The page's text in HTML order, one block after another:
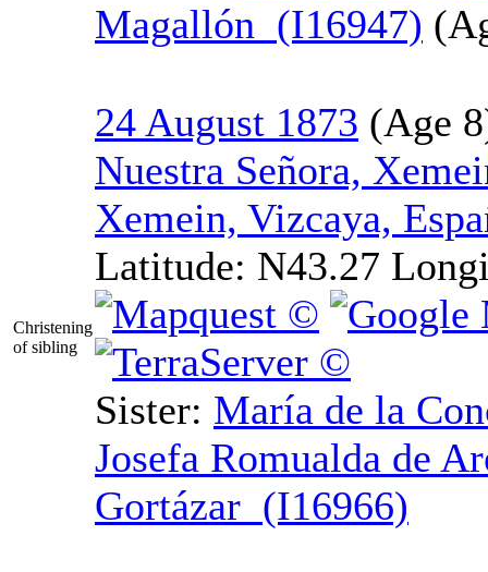
Magallón (I16947)
Christening
of sibling
24 August 1873
Nuestra Señora,
Xemein, Vizcaya,
Latitude: N43.27
Sister: María de la
Josefa Romualda de
Gortázar (I16966)